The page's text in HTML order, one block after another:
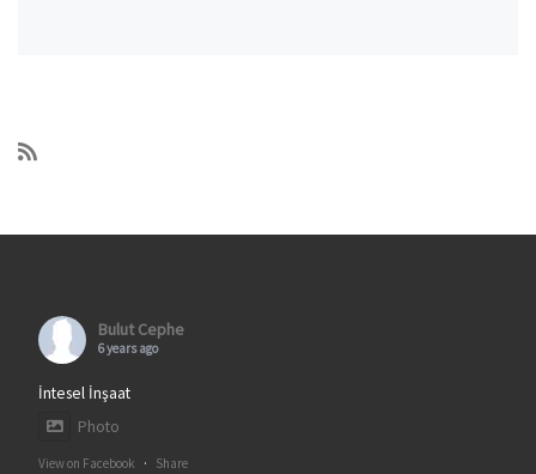
Bulut Cephe
6 years ago
İntesel İnşaat
Photo
View on Facebook · Share